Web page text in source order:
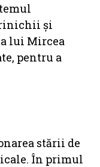
rinichii și
lui Mircea
pentru a
stării de
În primul